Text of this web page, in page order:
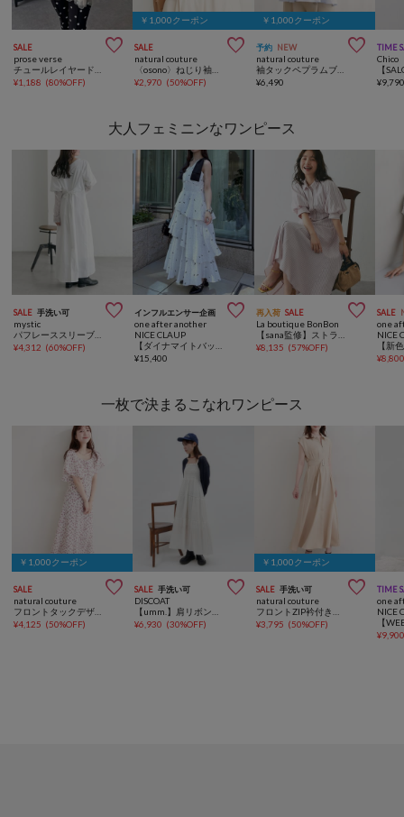
SALE 
prose verse
¥1,188 (80%OFF)
￥1,000クーポン
SALE 
natural couture
¥2,970 (50%OFF)
￥1,000クーポン
予約 NEW 
natural couture
袖タックペプラムブラウス
¥6,490
TIME
Chico
¥
大人フェミニンなワンピース
SALE 手洗い可 
mystic
パフレーススリーブワンピース
¥4,312 (60%OFF)
インフルエンサー企画 
one after another
NICE CLAUP
【ダイナマイトバッグ対象】肩リボンティアードロングワンピース
¥15,400
再入荷 SALE 
La boutique BonBon
【sana監修】ストライプフレアシャツワンピース
¥8,135 (57%OFF)
SALE
one
NICE
¥
一枚で決まるこなれワンピース
￥1,000クーポン
SALE 
natural couture
¥4,125 (50%OFF)
SALE 手洗い可 
DISCOAT
¥6,930 (30%OFF)
￥1,000クーポン
SALE 手洗い可 
natural couture
¥3,795 (50%OFF)
TIME
one
NICE
¥